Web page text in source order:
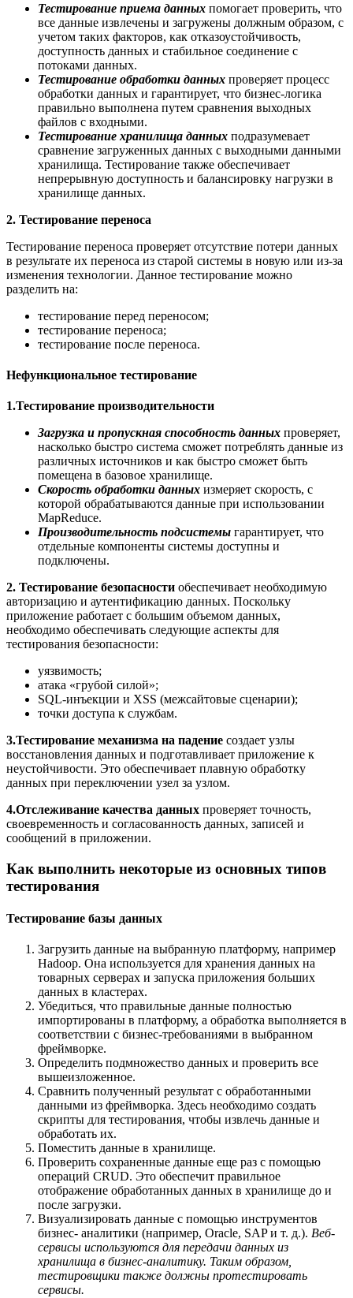
Тестирование приема данных помогает проверить, что
все данные извлечены и загружены должным образом, с
учетом таких факторов, как отказоустойчивость,
доступность данных и стабильное соединение с
потоками данных.
Тестирование обработки данных проверяет процесс
обработки данных и гарантирует, что бизнес-логика
правильно выполнена путем сравнения выходных
файлов с входными.
Тестирование хранилища данных подразумевает
сравнение загруженных данных с выходными данными
хранилища. Тестирование также обеспечивает
непрерывную доступность и балансировку нагрузки в
хранилище данных.
2. Тестирование переноса
Тестирование переноса проверяет отсутствие потери данных
в результате их переноса из старой системы в новую или из-за
изменения технологии. Данное тестирование можно
разделить на:
тестирование перед переносом;
тестирование переноса;
тестирование после переноса.
Нефункциональное тестирование
1.Тестирование производительности
Загрузка и пропускная способность данных проверяет,
насколько быстро система сможет потреблять данные из
различных источников и как быстро сможет быть
помещена в базовое хранилище.
Скорость обработки данных измеряет скорость, с
которой обрабатываются данные при использовании
MapReduce.
Производительность подсистемы гарантирует, что
отдельные компоненты системы доступны и
подключены.
2. Тестирование безопасности обеспечивает необходимую
авторизацию и аутентификацию данных. Поскольку
приложение работает с большим объемом данных,
необходимо обеспечивать следующие аспекты для
тестирования безопасности:
уязвимость;
атака «грубой силой»;
SQL-инъекции и XSS (межсайтовые сценарии);
точки доступа к службам.
3.Тестирование механизма на падение создает узлы
восстановления данных и подготавливает приложение к
неустойчивости. Это обеспечивает плавную обработку
данных при переключении узел за узлом.
4.Отслеживание качества данных проверяет точность,
своевременность и согласованность данных, записей и
сообщений в приложении.
Как выполнить некоторые из основных типов
тестирования
Тестирование базы данных
Загрузить данные на выбранную платформу, например
Hadoop. Она используется для хранения данных на
товарных серверах и запуска приложения больших
данных в кластерах.
Убедиться, что правильные данные полностью
импортированы в платформу, а обработка выполняется в
соответствии с бизнес-требованиями в выбранном
фреймворке.
Определить подмножество данных и проверить все
вышеизложенное.
Сравнить полученный результат с обработанными
данными из фреймворка. Здесь необходимо создать
скрипты для тестирования, чтобы извлечь данные и
обработать их.
Поместить данные в хранилище.
Проверить сохраненные данные еще раз с помощью
операций CRUD. Это обеспечит правильное
отображение обработанных данных в хранилище до и
после загрузки.
Визуализировать данные с помощью инструментов
бизнес- аналитики (например, Oracle, SAP и т. д.). Веб-
сервисы используются для передачи данных из
хранилища в бизнес-аналитику. Таким образом,
тестировщики также должны протестировать
сервисы.